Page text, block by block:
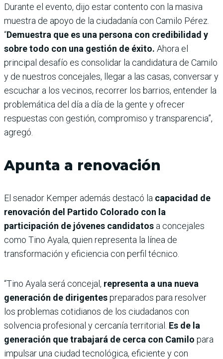
Durante el evento, dijo estar contento con la masiva
muestra de apoyo de la ciudadanía con Camilo Pérez.
“Demuestra que es una persona con credibilidad y
sobre todo con una gestión de éxito. Ahora el
principal desafío es consolidar la candidatura de Camilo
y de nuestros concejales, llegar a las casas, conversar y
escuchar a los vecinos, recorrer los barrios, entender la
problemática del día a día de la gente y ofrecer
respuestas con gestión, compromiso y transparencia”,
agregó.
Apunta a renovación
El senador Kemper además destacó la capacidad de
renovación del Partido Colorado con la
participación de jóvenes candidatos a concejales
como Tino Ayala, quien representa la línea de
transformación y eficiencia con perfil técnico.
“Tino Ayala será concejal, representa a una nueva
generación de dirigentespreparados para resolver
los problemas cotidianos de los ciudadanos con
solvencia profesional y cercanía territorial. Es de la
generación que trabajará de cerca con Camilo para
impulsar una ciudad tecnológica, eficiente y con